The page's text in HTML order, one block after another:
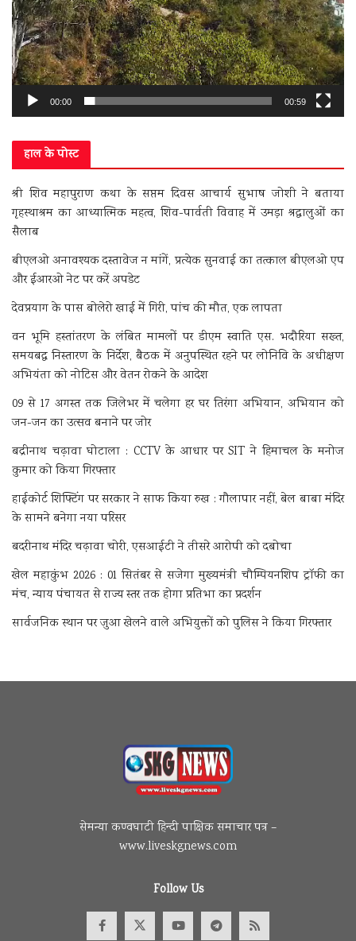
00:00 00:59
हाल के पोस्ट
श्री शिव महापुराण कथा के सप्तम दिवस आचार्य सुभाष जोशी ने बताया
गृहस्थाश्रम का आध्यात्मिक महत्व, शिव-पार्वती विवाह में उमड़ा श्रद्धालुओं का
सैलाब
बीएलओ अनावश्यक दस्तावेज न मांगें, प्रत्येक सुनवाई का तत्काल बीएलओ एप
और ईआरओ नेट पर करें अपडेट
देवप्रयाग के पास बोलेरो खाई में गिरी, पांच की मौत, एक लापता
वन भूमि हस्तांतरण के लंबित मामलों पर डीएम स्वाति एस. भदौरिया सख्त,
समयबद्ध निस्तारण के निर्देश, बैठक में अनुपस्थित रहने पर लोनिवि के अधीक्षण
अभियंता को नोटिस और वेतन रोकने के आदेश
09 से 17 अगस्त तक जिलेभर में चलेगा हर घर तिरंगा अभियान, अभियान को
जन-जन का उत्सव बनाने पर जोर
बद्रीनाथ चढ़ावा घोटाला : CCTV के आधार पर SIT ने हिमाचल के मनोज
कुमार को किया गिरफ्तार
हाईकोर्ट शिफ्टिंग पर सरकार ने साफ किया रुख : गौलापार नहीं, बेल बाबा मंदिर
के सामने बनेगा नया परिसर
बदरीनाथ मंदिर चढ़ावा चोरी, एसआईटी ने तीसरे आरोपी को दबोचा
खेल महाकुंभ 2026 : 01 सितंबर से सजेगा मुख्यमंत्री चौम्पियनशिप ट्रॉफी का
मंच, न्याय पंचायत से राज्य स्तर तक होगा प्रतिभा का प्रदर्शन
सार्वजनिक स्थान पर जुआ खेलने वाले अभियुक्तों को पुलिस ने किया गिरफ्तार
सेमन्या कण्वघाटी हिन्दी पाक्षिक समाचार पत्र –
www.liveskgnews.com
Follow Us